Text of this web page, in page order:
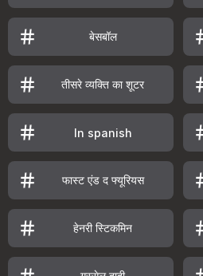
बेसबॉल
तीसरे व्यक्ति का शूटर
In spanish
फास्ट एंड द फ्यूरियस
हेनरी स्टिकमिन